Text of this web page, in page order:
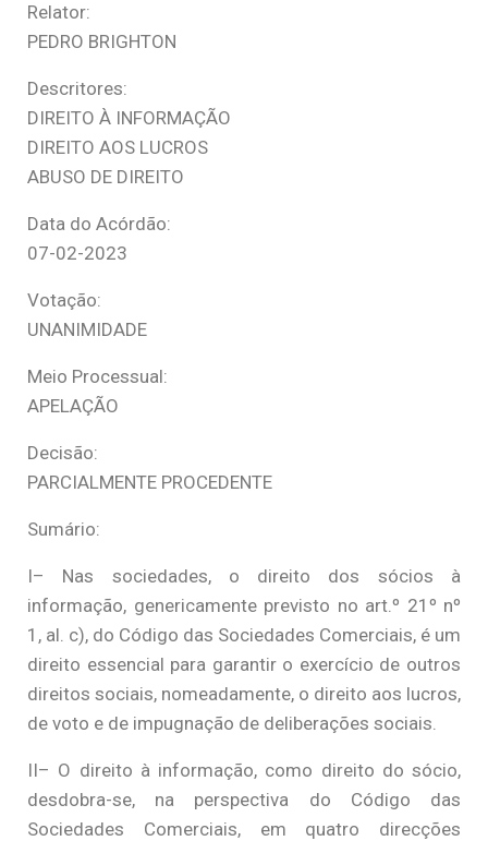
Relator:
PEDRO BRIGHTON
Descritores:
DIREITO À INFORMAÇÃO
DIREITO AOS LUCROS
ABUSO DE DIREITO
Data do Acórdão:
07-02-2023
Votação:
UNANIMIDADE
Meio Processual:
APELAÇÃO
Decisão:
PARCIALMENTE PROCEDENTE
Sumário:
I– Nas sociedades, o direito dos sócios à
informação, genericamente previsto no art.º 21º nº
1, al. c), do Código das Sociedades Comerciais, é um
direito essencial para garantir o exercício de outros
direitos sociais, nomeadamente, o direito aos lucros,
de voto e de impugnação de deliberações sociais.
II– O direito à informação, como direito do sócio,
desdobra-se, na perspectiva do Código das
Sociedades Comerciais, em quatro direcções